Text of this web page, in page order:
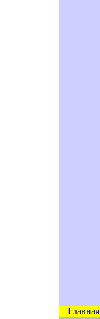
| Главная